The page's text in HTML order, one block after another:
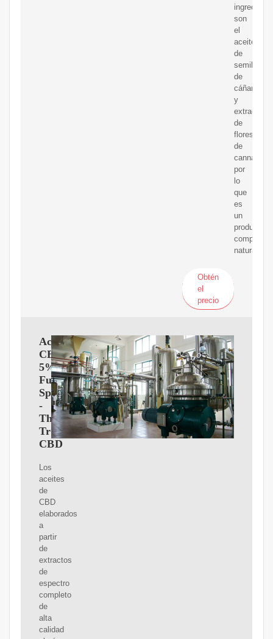
son
el
aceite
de
semillas
de
cáñamo
y
extracto
de
flores
de
cannabis,
por
lo
que
es
un
producto
natural.
Obtén
el
precio
Aceite
CBD
5%
Full
Spectrum
-
The
Tree
CBD
Los
aceites
de
CBD
elaborados
a
partir
de
extractos
de
espectro
completo
de
alta
calidad